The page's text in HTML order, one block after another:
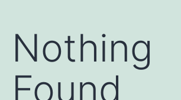
Nothing
Found